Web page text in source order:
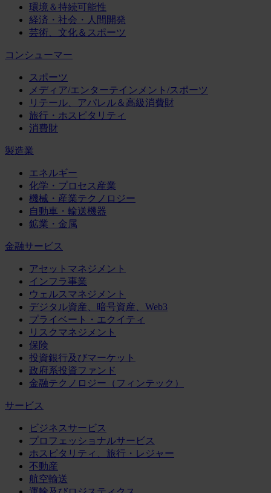
環境＆持続可能性
経済・社会・人間開発
芸術、文化＆スポーツ
コンシューマー
スポーツ
メディア/エンターテインメント/スポーツ
リテール、アパレル＆高級消費財
旅行・ホスピタリティ
消費財
製造業
エネルギー
化学・プロセス産業
機械・産業テクノロジー
自動車・輸送機器
鉱業・金属
金融サービス
アセットマネジメント
インフラ事業
ウェルスマネジメント
デジタル資産、暗号資産、Web3
プライベート・エクイティ
リスクマネジメント
保険
投資銀行及びマーケット
政府系投資ファンド
金融テクノロジー（フィンテック）
サービス
ビジネスサービス
プロフェッショナルサービス
ホスピタリティ、旅行・レジャー
不動産
航空輸送